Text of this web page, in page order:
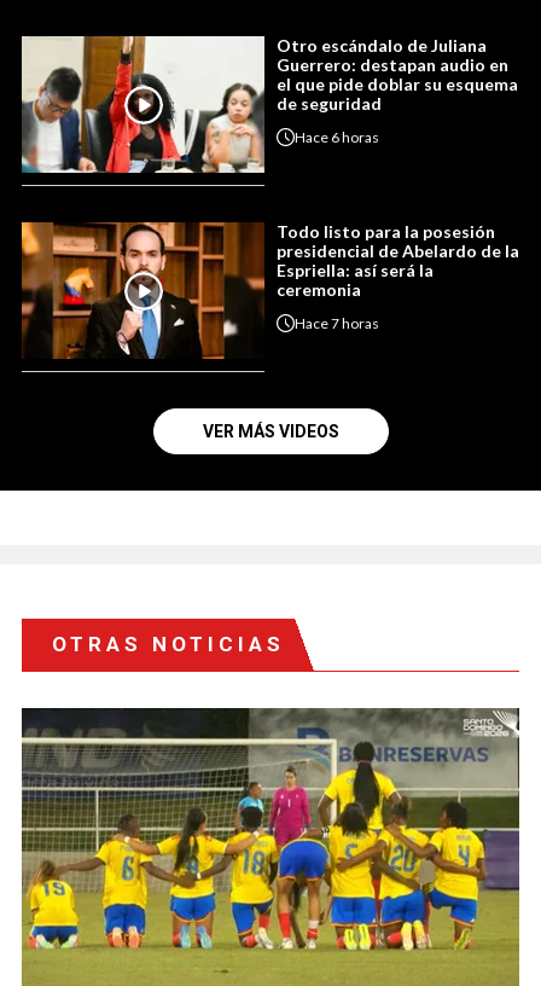
Otro escándalo de Juliana
Guerrero: destapan audio en
el que pide doblar su esquema
de seguridad
Hace 6 horas
Todo listo para la posesión
presidencial de Abelardo de la
Espriella: así será la
ceremonia
Hace7 horas
VER MÁS VIDEOS
OTRAS NOTICIAS